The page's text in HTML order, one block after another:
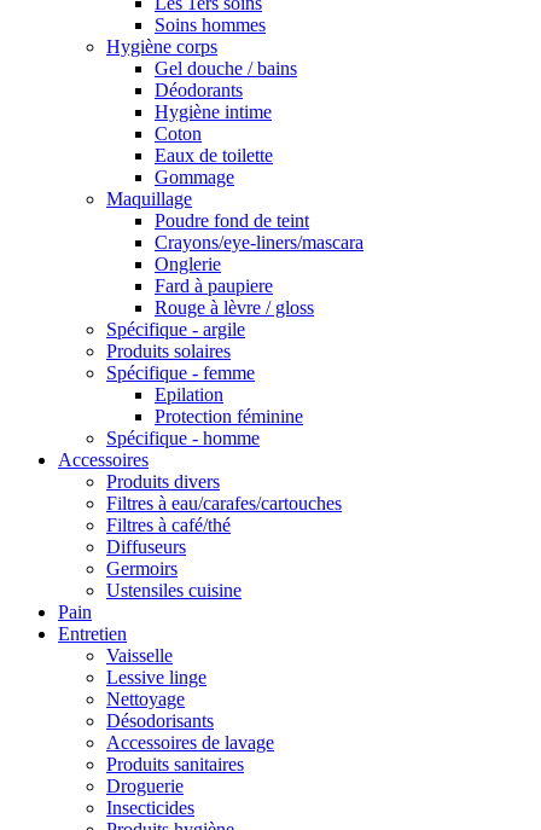
Soins hommes
Hygiène corps
Gel douche / bains
Déodorants
Hygiène intime
Coton
Eaux de toilette
Gommage
Maquillage
Poudre fond de teint
Crayons/eye-liners/mascara
Onglerie
Fard à paupiere
Rouge à lèvre / gloss
Spécifique - argile
Produits solaires
Spécifique - femme
Epilation
Protection féminine
Spécifique - homme
Accessoires
Produits divers
Filtres à eau/carafes/cartouches
Filtres à café/thé
Diffuseurs
Germoirs
Ustensiles cuisine
Pain
Entretien
Vaisselle
Lessive linge
Nettoyage
Désodorisants
Accessoires de lavage
Produits sanitaires
Droguerie
Insecticides